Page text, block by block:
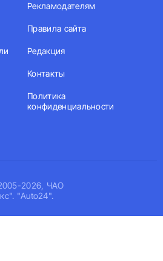
2026, ЧАО
"Auto24".
Рекламодателям
Правила сайта
Редакция
Контакты
Политика
конфиденциальности